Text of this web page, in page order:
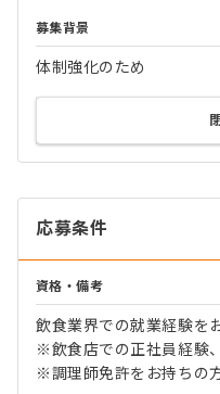
募集背景
体制強化のため
応募条件
資格・備考
飲食業界での就業経験を
※飲食店での正社員経験
※調理師免許をお持ちの